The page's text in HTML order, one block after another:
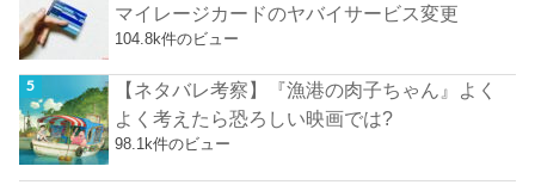
マイレージカードのヤバイサービス変更
104.8k件のビュー
【ネタバレ考察】『漁港の肉子ちゃん』よく
よく考えたら恐ろしい映画では?
98.1k件のビュー